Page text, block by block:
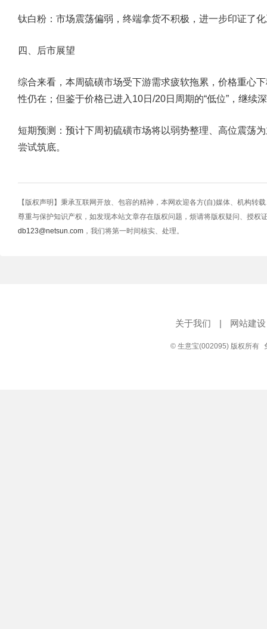
钛白粉： 市场震荡偏弱，终端拿货不积极，进一步印证了
四、后市展望
综合来看，本周硫磺市场受下游需求疲软拖累，价格重心
性仍在；但鉴于价格已进入10日/20日周期的“低位”，继续
短期预测： 预计下周初硫磺市场将以弱势整理、高位震荡
尝试筑底。
【版权声明】秉承互联网开放、包容的精神，本网欢迎各方(自)媒体、机构转
尊重与保护知识产权，如发现本站文章存在版权问题，烦请将版权疑问、授权
db123@netsun.com ，我们将第一时间核实、处理。
关于我们 | 网站建设
© 生意宝(002095) 版权所有